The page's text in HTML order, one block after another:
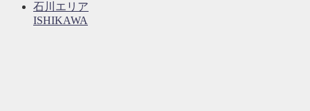
石川エリア
ISHIKAWA